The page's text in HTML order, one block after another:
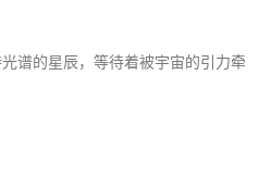
谱的星辰，等待着被宇宙的引力牵